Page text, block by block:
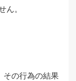
ん。
その行為の結果